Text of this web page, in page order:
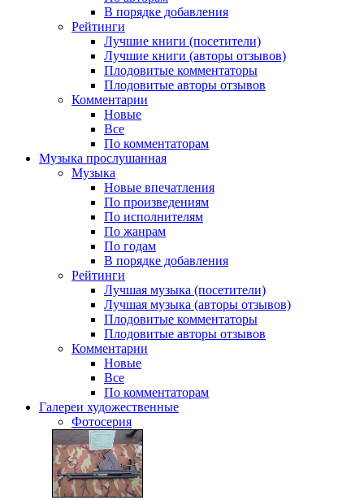
В порядке добавления
Рейтинги
Лучшие книги (посетители)
Лучшие книги (авторы отзывов)
Плодовитые комментаторы
Плодовитые авторы отзывов
Комментарии
Новые
Все
По комментаторам
Музыка прослушанная
Музыка
Новые впечатления
По произведениям
По исполнителям
По жанрам
По годам
В порядке добавления
Рейтинги
Лучшая музыка (посетители)
Лучшая музыка (авторы отзывов)
Плодовитые комментаторы
Плодовитые авторы отзывов
Комментарии
Новые
Все
По комментаторам
Галереи художественные
Фотосерия